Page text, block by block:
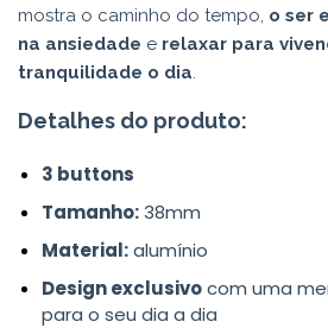
mostra o caminho do tempo, o ser
na ansiedade e relaxar para
tranquilidade o dia.
Detalhes do produto:
3 buttons
Tamanho:38mm
Material:alumínio
Design exclusivocom uma
para o seu dia a dia